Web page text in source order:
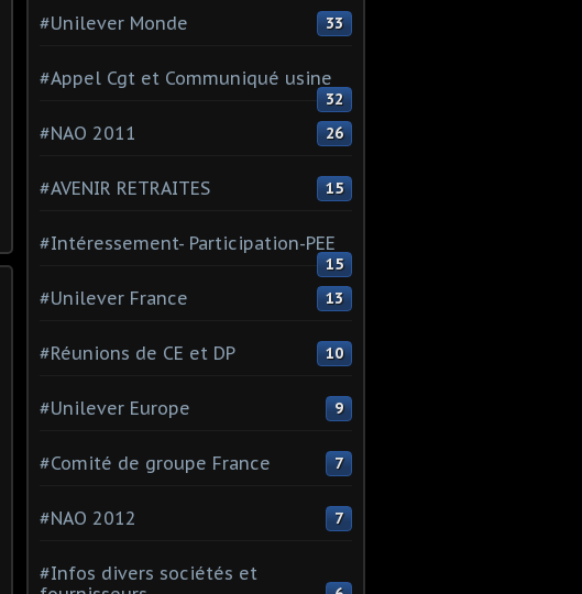
#Unilever Monde 33
#Appel Cgt et Communiqué usine
32
#NAO 2011 26
#AVENIR RETRAITES 15
#Intéressement- Participation-PEE
15
#Unilever France 13
#Réunions de CE et DP 10
#Unilever Europe 9
#Comité de groupe France 7
#NAO 2012 7
#Infos divers sociétés et